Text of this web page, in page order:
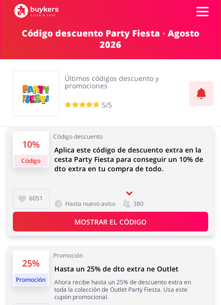
Mascotas
Salud y Belleza
Electrónica y
Regalos y Flores Supermercado
Hogar y Jardín Deporte y Hobby
Tiendas
Iniciar sesión
Regístrate
Código descuento Party Fiesta ◦ Agosto
2026
Últimos códigos descuento y
promociones
5/5
10%
Código
Código descuento
6051
Aplica este código de descuento extra en la
cesta Party Fiesta para conseguir un 10% de
dto extra en tu compra de todo.
Hasta nuevo aviso 380
MOSTRAR EL CÓDIGO
25%
Promoción
Promoción
Hasta un 25% de dto extra ne Outlet
Ahora recibe hasta un 25% de descuento extra en
toda la colección de Outlet Party Fiesta. Usa este
cupón promocional.